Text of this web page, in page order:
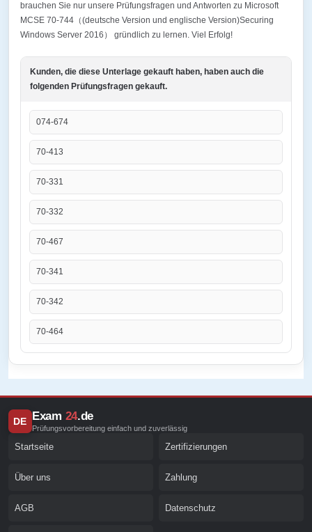
brauchen Sie nur unsere Prüfungsfragen und Antworten zu Microsoft
MCSE 70-744（(deutsche Version und englische Version)Securing
Windows Server 2016） gründlich zu lernen. Viel Erfolg!
Kunden, die diese Unterlage gekauft haben, haben auch die
folgenden Prüfungsfragen gekauft.
074-674
70-413
70-331
70-332
70-467
70-341
70-342
70-464
DE Exam 24.de
Prüfungsvorbereitung einfach und zuverlässig
Startseite Zertifizierungen
Über uns Zahlung
AGB Datenschutz